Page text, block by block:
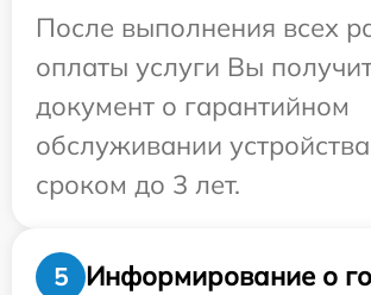
После выполнения всех
оплаты услуги Вы
документ о гарантийном
обслуживании
сроком до 3 лет.
5
Информирование о